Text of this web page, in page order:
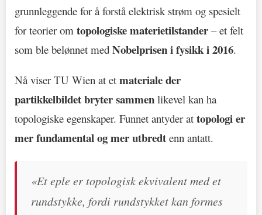
grunnleggende for å forstå elektrisk strøm og spesielt
for teorier om topologiske materietilstander – et felt
som ble belønnet med Nobelprisen i fysikk i 2016.
Nå viser TU Wien at et materiale der
partikkelbildet bryter sammen likevel kan ha
topologiske egenskaper. Funnet antyder at topologi er
mer fundamental og mer utbredt enn antatt.
«Et eple er topologisk ekvivalent med et
rundstykke, fordi rundstykket kan formes